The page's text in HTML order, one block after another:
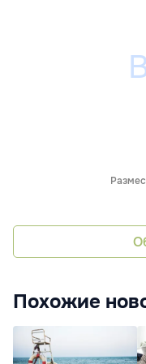
Похожие